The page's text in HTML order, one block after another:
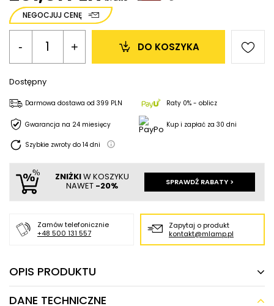
NEGOCJUJ CENĘ
- + DO KOSZYKA
Dostępny
Darmowa dostawa od 399 PLN Raty 0% - oblicz
Gwarancja na 24 miesięcy Kup i zapłać za 30 dni
Szybkie zwroty do 14 dni
ZNIŻKIW KOSZYKU
NAWET -20% SPRAWDŹ RABATY >
Zamów telefonicznie
+48 500 131 557
Zapytaj o produkt
kontakt@mlamp.pl
OPIS PRODUKTU
DANE TECHNICZNE